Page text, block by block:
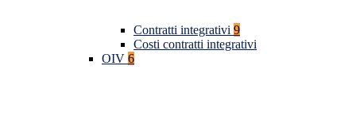
Contratti integrativi 9
Costi contratti integrativi
OIV 6